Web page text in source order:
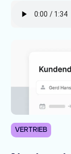
VERTRIEB